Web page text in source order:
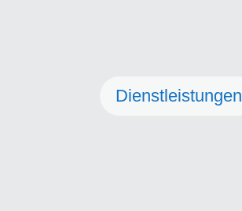
Dienstleistungen